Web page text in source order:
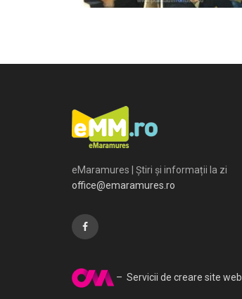
eMaramures | Știri și informații la zi
office@emaramures.ro
– Servicii de creare site web